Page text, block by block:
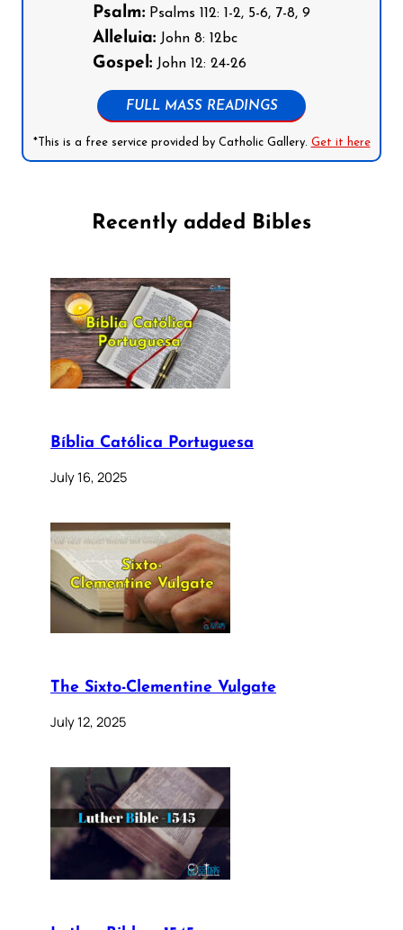
Psalm: Psalms 112: 1-2, 5-6, 7-8, 9
Alleluia: John 8: 12bc
Gospel: John 12: 24-26
FULL MASS READINGS
*This is a free service provided by Catholic Gallery. Get it here
Recently added Bibles
Bíblia Católica Portuguesa
July 16, 2025
The Sixto-Clementine Vulgate
July 12, 2025